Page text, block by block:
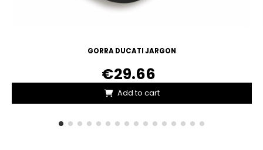
GORRA DUCATI JARGON
€29.66
Add to cart